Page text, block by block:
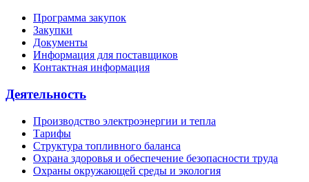
Программа закупок
Закупки
Документы
Информация для поставщиков
Контактная информация
Деятельность
Производство электроэнергии и тепла
Тарифы
Структура топливного баланса
Охрана здоровья и обеспечение безопасности труда
Охраны окружающей среды и экология